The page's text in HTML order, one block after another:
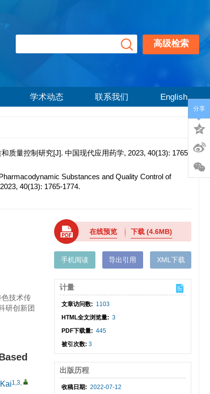
高级检索
学术动态 联系我们 English
量控制研究[J]. 中国现代应用药学, 2023, 40(13): 1765-
Substances and Quality Control of
40(13): 1765-1774.
技术传
研创新团
1,3,
在线预览 下载(4.6MB)
手机阅读 导出引用 XML下载
计量
文章访问数: 1103
HTML全文浏览量: 3
PDF下载量: 445
被引次数:3
出版历程
收稿日期: 2022-07-12
分享